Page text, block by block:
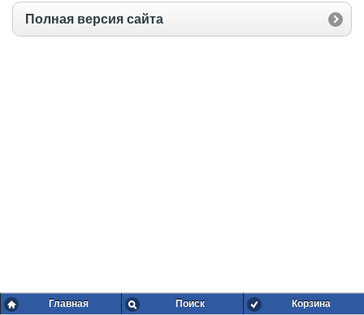
Полная версия сайта
Главная Поиск Корзина